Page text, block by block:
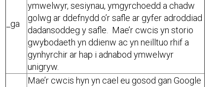
_ga
ymwelwyr, sesiynau, ymgyrchoedd a chadw
golwg ar ddefnydd o’r safle ar gyfer adroddiad
dadansoddeg y safle. Mae’r cwcis yn storio
gwybodaeth yn ddienw ac yn neilltuo rhif a
gynhyrchir ar hap i adnabod ymwelwyr
unigryw.
Mae’r cwcis hyn yn cael eu gosod gan Google